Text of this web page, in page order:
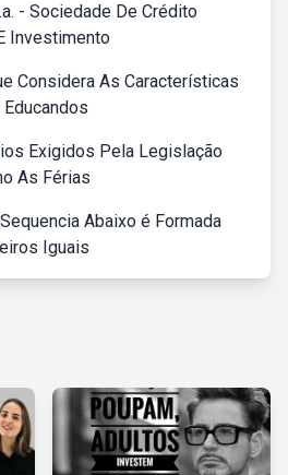
- Sociedade De Crédito
Investimento
Considera As Características
Exigidos Pela Legislação
As Férias
Abaixo é Formada
Iguais